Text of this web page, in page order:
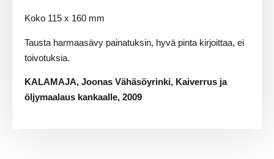
Koko 115 x 160 mm
Tausta harmaasävy painatuksin, hyvä pinta kirjoittaa, ei
toivotuksia.
KALAMAJA, Joonas Vähäsöyrinki, Kaiverrus ja
öljymaalaus kankaalle, 2009